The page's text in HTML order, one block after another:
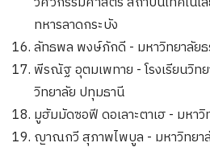
ทหารลาดกระบัง
ลัทธพล พงษ์ภักดี - มหาวิทยาลัย
พีรณัฐ อุตมเพทาย - โรงเรียนวิท
วิทยาลัย ปทุมธานี
มูฮัมมัดซอฟี ดอเลาะตาเฮ - มหา
ญาณกวี สุภาพไพบูล - มหาวิทยา